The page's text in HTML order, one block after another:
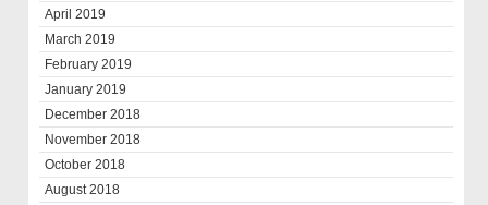
April 2019
March 2019
February 2019
January 2019
December 2018
November 2018
October 2018
August 2018